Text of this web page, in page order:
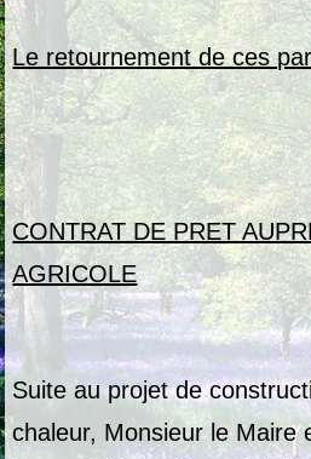
Le retournement de ces
CONTRAT DE PRET
AGRICOLE
Suite au projet de
chaleur, Monsieur le Maire